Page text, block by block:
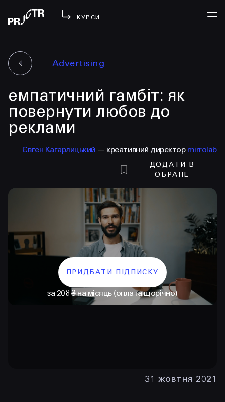
КУРСИ
МЕНЮ
у проджі
бібліотека
менторство
lezo
вийти
УВІЙТИ
Advertising
емпатичний гамбіт: як
повернути любов до
реклами
Євген Кагарлицький — креативний директор mirrolab
ДОДАТИ В
ОБРАНЕ
ПРИДБАТИ ПІДПИСКУ
за 208 ₴ на місяць (оплата щорічно)
31 жовтня 2021